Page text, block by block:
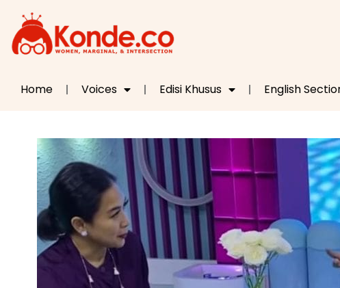
Home Voices Edisi Khusus English